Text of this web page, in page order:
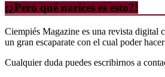
¡¿Pero qué narices es esto?!
Ciempiés Magazine es una revista digital
un gran escaparate con el cual poder
Cualquier duda puedes escribirnos a